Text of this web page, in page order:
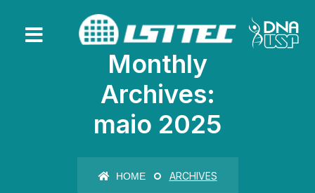
Monthly
Archives:
maio 2025
HOME ARCHIVES